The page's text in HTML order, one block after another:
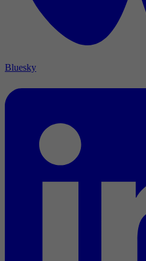
Bluesky